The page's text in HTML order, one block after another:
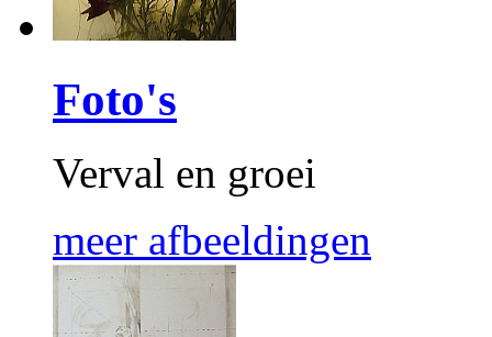
Foto's
Verval en groei
meer afbeeldingen